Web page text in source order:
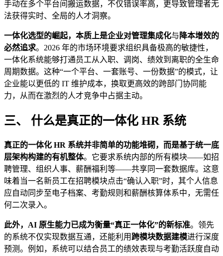
手动在多个平台间搬运数据，不仅错误率高，更导致管理者无
法获得实时、全局的人才洞察。
一体化选型的崛起，本质上是企业对管理集成化与 降本增效的
必然追求。2026 年的市场环境要求组织具备极高的敏捷性，
一体化系统能够打通员工从入职、调岗、绩效到离职的全生命
周期数据。这种“一个平台、一套账号、一份数据”的模式，让
企业能以更低的 IT 维护成本，换取更高效的跨部门协同能
力，从而在激烈的人才竞争中占据主动。
三、 什么是真正的一体化 HR 系统
真正的一体化 HR 系统并非简单的功能堆砌，而是基于统一底
层架构构建的有机整体。它要求系统内部的所有模块——如招
聘管理、组织人事、薪酬福利等——共享同一套数据库。这意
味着当一名新员工在招聘模块点击“确认入职”时，其个人信息
应自动同步至电子档案、考勤规则和薪酬核算体系中，无需任
何二次录入。
此外，AI 原生能力已成为衡量“真正一体化”的新标准。领先
的系统不仅实现数据互通，还能利用 跨模块数据建模进行深度
预测。例如，系统可以结合员工的绩效表现与考勤活跃度自动